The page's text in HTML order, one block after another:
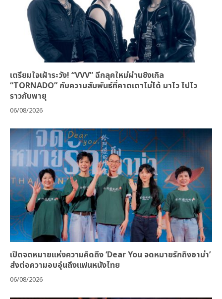
เตรียมใจเฝ้าระวัง! “VVV” ฉีกลุคใหม่ผ่านซิงเกิล
“TORNADO” กับความสัมพันธ์ที่คาดเดาไม่ได้ มาไว ไปไว
ราวกับพายุ
06/08/2026
เปิดจดหมายแห่งความคิดถึง ‘Dear You จดหมายรักถึงอาม่า’
ส่งต่อความอบอุ่นถึงแฟนหนังไทย
06/08/2026